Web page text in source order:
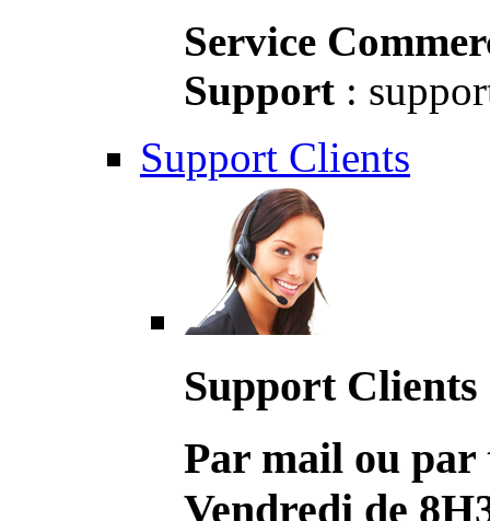
Service
Support :
Support Clients
Support Clients
Par mail ou par
Vendredi de